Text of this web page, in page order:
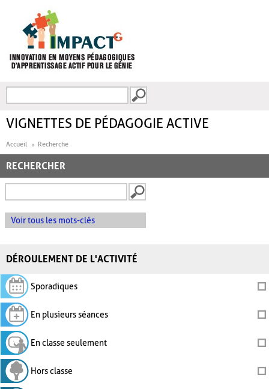
FORMULAIRE DE
VIGNETTES DE PÉDAGOGIE ACTIVE
Accueil Recherche
RECHERCHER
Voir tous les mots-clés
DÉROULEMENT DE L'ACTIVITÉ
Sporadiques
En plusieurs séances
En classe seulement
Hors classe